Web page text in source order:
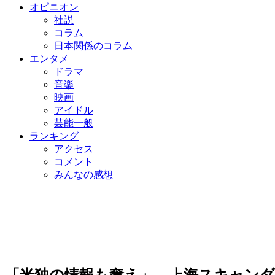
オピニオン
社説
コラム
日本関係のコラム
エンタメ
ドラマ
音楽
映画
アイドル
芸能一般
ランキング
アクセス
コメント
みんなの感想